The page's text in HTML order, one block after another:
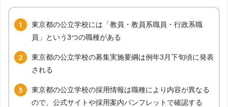
東京都の公立学校には「教員・教員系職員・行政系職
員」という3つの職種がある
東京都の公立学校の募集実施要綱は例年3月下旬頃に発表
される
東京都の公立学校の採用情報は職種により内容が異なる
ので、公式サイトや採用案内パンフレットで確認する